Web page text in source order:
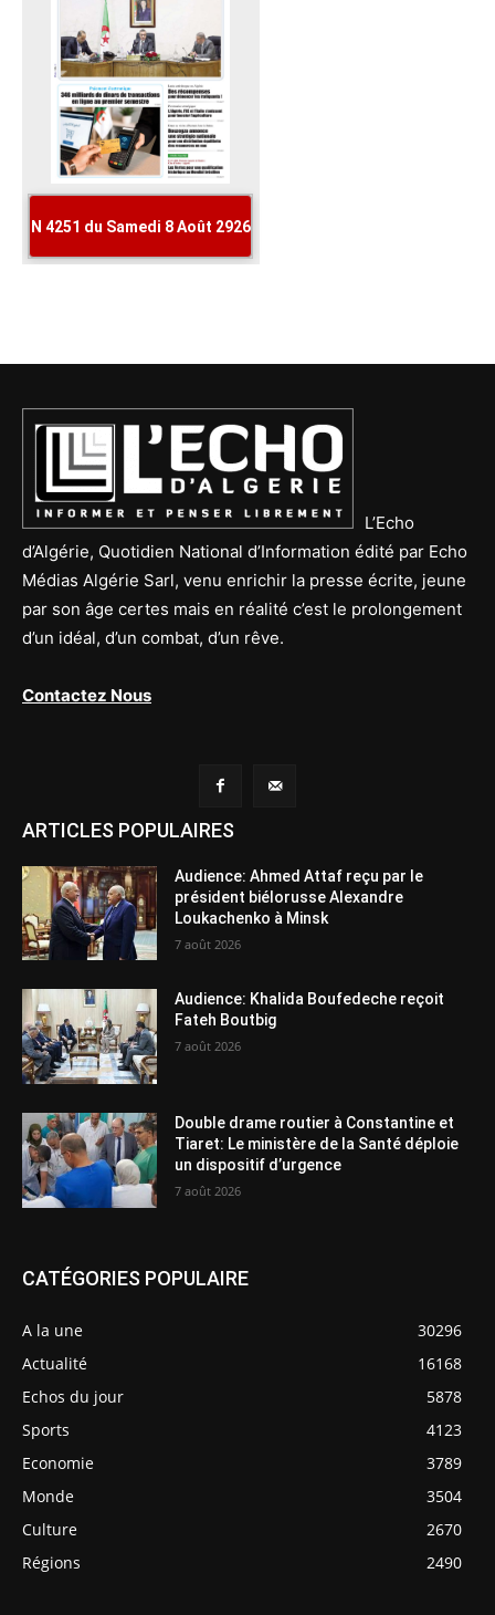
L’Echo
d’Algérie, Quotidien National d’Information édité par Echo
Médias Algérie Sarl, venu enrichir la presse écrite, jeune
par son âge certes mais en réalité c’est le prolongement
d’un idéal, d’un combat, d’un rêve.
Contactez Nous
ARTICLES POPULAIRES
Audience: Ahmed Attaf reçu par le
président biélorusse Alexandre
Loukachenko à Minsk
7 août 2026
Audience: Khalida Boufedeche reçoit
Fateh Boutbig
7 août 2026
Double drame routier à Constantine et
Tiaret: Le ministère de la Santé déploie
un dispositif d’urgence
7 août 2026
CATÉGORIES POPULAIRE
A la une
30296
Actualité
16168
Echos du jour
5878
Sports
4123
Economie
3789
Monde
3504
Culture
2670
Régions
2490